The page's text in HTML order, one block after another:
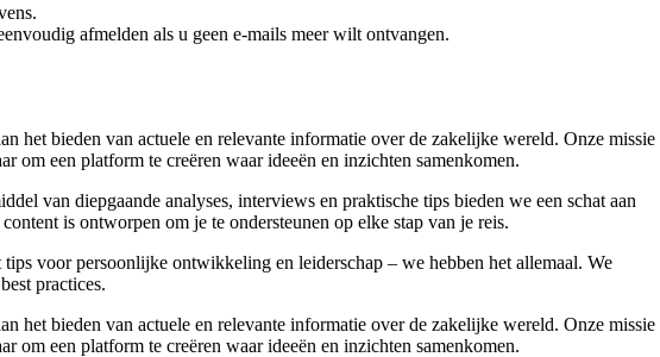
afmelden als u geen e-mails meer wilt ontvangen.
bieden van actuele en relevante informatie over de zakelijke wereld. Onze missie
om een platform te creëren waar ideeën en inzichten samenkomen.
van diepgaande analyses, interviews en praktische tips bieden we een schat aan
is ontworpen om je te ondersteunen op elke stap van je reis.
voor persoonlijke ontwikkeling en leiderschap – we hebben het allemaal. We
practices.
bieden van actuele en relevante informatie over de zakelijke wereld. Onze missie
om een platform te creëren waar ideeën en inzichten samenkomen.